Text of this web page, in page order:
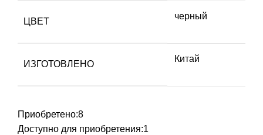
ЦВЕТ
черный
ИЗГОТОВЛЕНО
Китай
Приобретено:8
Доступно для приобретения:1